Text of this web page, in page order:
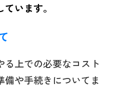
います。
上での必要なコスト
や手続きについてま